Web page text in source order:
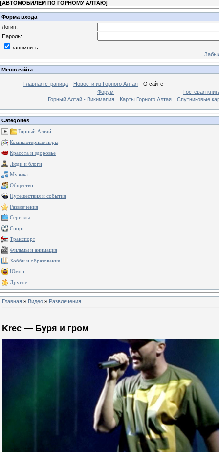
[АВТОМОБИЛЕМ ПО ГОРНОМУ АЛТАЮ]
Форма входа
Логин:
Пароль:
запомнить
Меню сайта
Главная страница Новости из Горного Алтая О сайте
------------------------------
Форум ------------------------------
Гостевая
Горный Алтай - Викимапия
Карты Горного Алтая Спутниковые
Categories
Горный Алтай
Компьютерные игры
Красота и здоровье
Люди и блоги
Музыка
Общество
Путешествия и события
Развлечения
Сериалы
Спорт
Транспорт
Фильмы и анимация
Хобби и образование
Юмор
Другое
Главная » Видео » Развлечения
Krec — Буря и гром